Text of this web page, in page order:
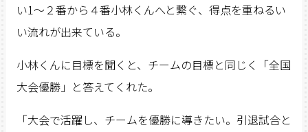
い1〜２番から４番小林くんへと繋ぐ、得点を重ねるい
い流れが出来ている。
小林くんに目標を聞くと、チームの目標と同じく「全国
大会優勝」と答えてくれた。
「大会で活躍し、チームを優勝に導きたい。引退試合と